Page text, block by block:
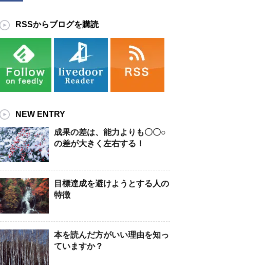
RSSからブログを購読
NEW ENTRY
成果の差は、能力よりも〇〇○
の差が大きく左右する！
目標達成を避けようとする人の
特徴
本を読んだ方がいい理由を知っ
ていますか？